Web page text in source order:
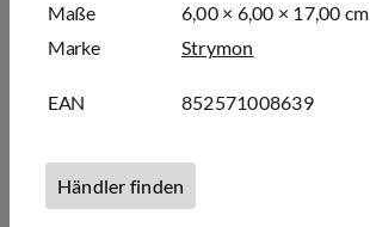
Maße
6,00 × 6,00 × 17,00 cm
Marke
Strymon
EAN 852571008639
Händler finden